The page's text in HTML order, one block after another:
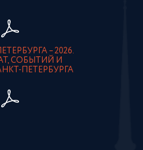
– 2026.
СОБЫТИЙ И
ПЕТЕРБУРГА